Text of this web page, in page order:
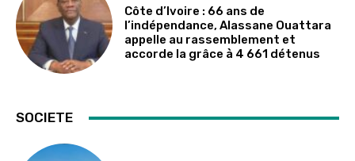
Côte d’Ivoire : 66 ans de
l’indépendance, Alassane Ouattara
appelle au rassemblement et
accorde la grâce à 4 661 détenus
SOCIETE